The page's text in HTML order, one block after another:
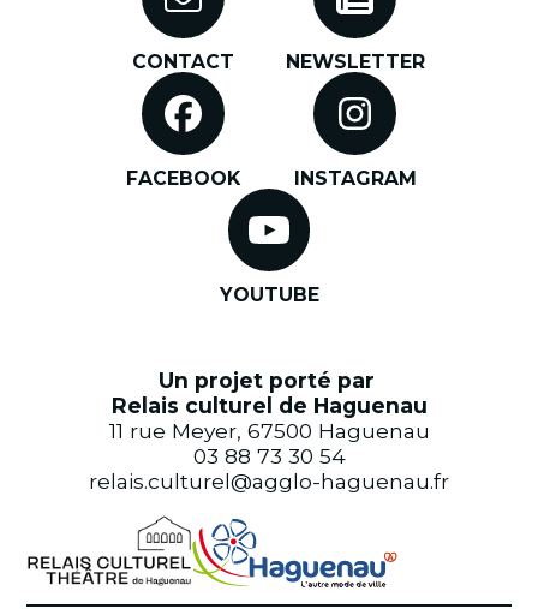
CONTACT NEWSLETTER
FACEBOOK INSTAGRAM
YOUTUBE
Un projet porté par
Relais culturel de Haguenau
11 rue Meyer, 67500 Haguenau
03 88 73 30 54
relais.culturel@agglo-haguenau.fr